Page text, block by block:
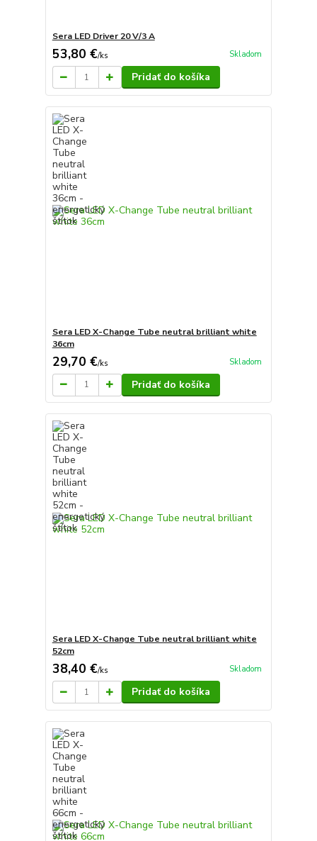
Sera LED Driver 20 V/3 A
53,80 €/ks Skladom
Pridať do košíka
Sera LED X-Change Tube neutral brilliant white
36cm
29,70 €/ks Skladom
Pridať do košíka
Sera LED X-Change Tube neutral brilliant white
52cm
38,40 €/ks Skladom
Pridať do košíka